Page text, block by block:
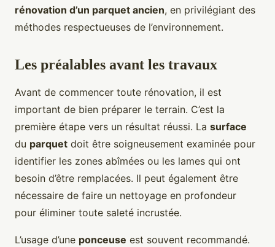
rénovation d’un parquet ancien, en privilégiant des
méthodes respectueuses de l’environnement.
Les préalables avant les travaux
Avant de commencer toute rénovation, il est
important de bien préparer le terrain. C’est la
première étape vers un résultat réussi. La surface
du parquet doit être soigneusement examinée pour
identifier les zones abîmées ou les lames qui ont
besoin d’être remplacées. Il peut également être
nécessaire de faire un nettoyage en profondeur
pour éliminer toute saleté incrustée.
L’usage d’une ponceuse est souvent recommandé.